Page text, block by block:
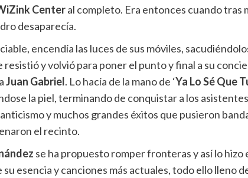
Centeral completo. Era entonces cuando tras
desaparecía.
encendía las luces de sus móviles,
resistió y volvió para poner el punto y final a su
Juan Gabriel. Lo hacía de la mano de ‘Ya Lo Sé Que
la piel, terminando de conquistar a los
y muchos grandes éxitos que pusieron
el recinto.
se ha propuesto romper fronteras y así lo hizo
esencia y canciones más actuales, todo ello lleno